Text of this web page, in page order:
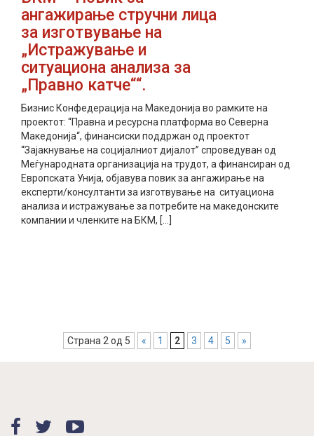
ангажирање стручни лица
за изготвување на
„Истражување и
ситуациона анализа за
„Правно катче““.
Бизнис Конфедерација на Македонија во рамките на
проектот: “Правна и ресурсна платформа во Северна
Македонија“, финансиски поддржан oд проектот
“Зајакнување на социјалниот дијалот” спроведуван од
Меѓународната организација на трудот, а финансиран од
Европската Унија, објавува повик за ангажирање на
експерти/консултанти за изготвување на ситуациона
анализа и истражување за потребите на македонските
компании и членките на БКМ, […]
Страна 2 од 5 « 1 2 3 4 5 »